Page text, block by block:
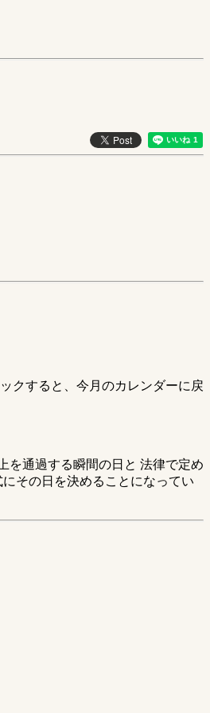
クすると、今月のカレンダーに戻
を通過する瞬間の日と 法律で定め
にその日を決めることになってい